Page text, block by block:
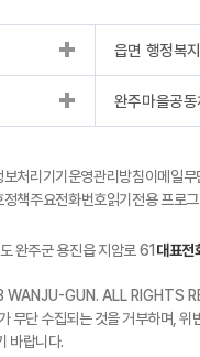
읍면 행정복
완주마을공동
보처리기기운영관리방침이메일
정책주요전화번호읽기전용 프로
완주군 용진읍 지암로 61 대표전
GUN. ALL RIGHTS
무단 수집되는 것을 거부하며, 위
바랍니다.